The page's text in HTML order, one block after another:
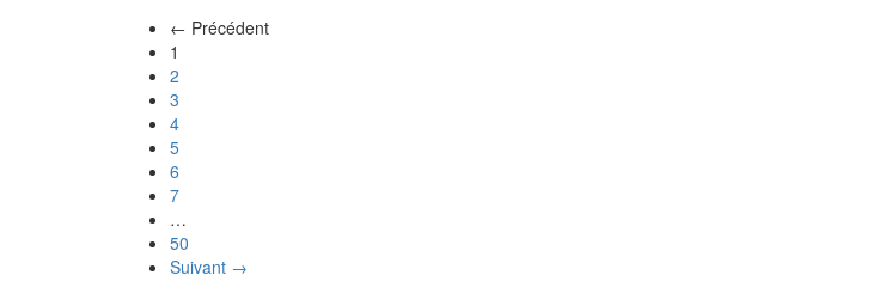
← Précédent
1
2
3
4
5
6
7
…
50
Suivant →